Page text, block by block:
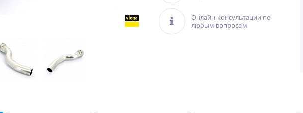
Онлайн-консультации по
любым вопросам